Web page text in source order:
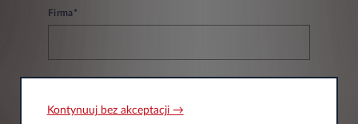
Firma*
Kontynuuj bez akceptacji →